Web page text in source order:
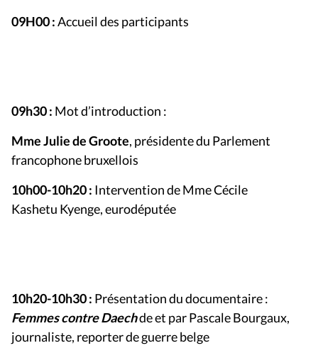
09H00:Accueil des participants
09h30 : Mot d’introduction :
Mme Julie de Groote, présidente du Parlement
francophone bruxellois
10h00-10h20 : Intervention de Mme Cécile
Kashetu Kyenge, eurodéputée
10h20-10h30 : Présentation du documentaire :
Femmes contre Daechde et par Pascale Bourgaux,
journaliste, reporter de guerre belge